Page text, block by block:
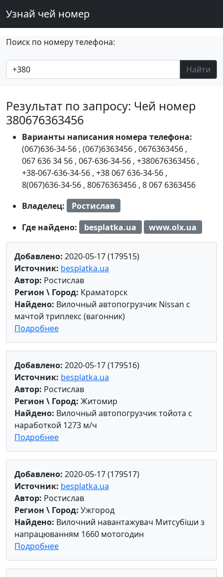
Узнай чей номер
Поиск по номеру телефона:
Найти
Результат по запросу: Чей номер
380676363456
Варианты написания номера телефона:
(067)636-34-56 , (067)6363456 , 0676363456 ,
067 636 34 56 , 067-636-34-56 , +380676363456 ,
+38-067-636-34-56 , +38 067 636-34-56 ,
8(067)636-34-56 , 80676363456 , 8 067 6363456
Владелец:
Ростислав
Где найдено:
besplatka.ua www.olx.ua
Добавлено: 2020-05-17 (179515)
Источник: besplatka.ua
Автор: Ростислав
Регион \ Город: Краматорск
Найдено: Вилочный автопогрузчик Nissan с
мачтой триплекс (вагонник)
Подробнее
Добавлено: 2020-05-17 (179516)
Источник: besplatka.ua
Автор: Ростислав
Регион \ Город: Житомир
Найдено: Вилочный автопогрузчик тойота с
наработкой 1273 м/ч
Подробнее
Добавлено: 2020-05-17 (179517)
Источник: besplatka.ua
Автор: Ростислав
Регион \ Город: Ужгород
Найдено: Вилочний навантажувач Митсубiши з
напрацюванням 1660 мотогодин
Подробнее